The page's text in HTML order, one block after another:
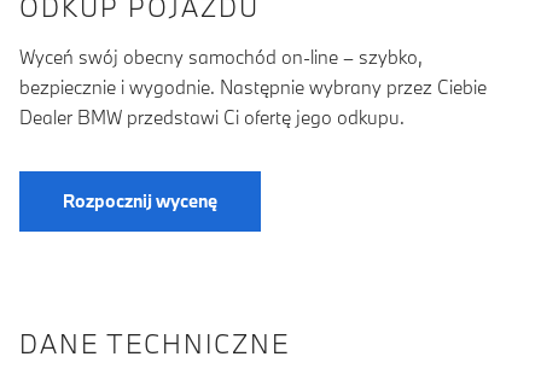
Wyceń swój obecny samochód on-line – szybko,
bezpiecznie i wygodnie. Następnie wybrany przez Ciebie
Dealer BMW przedstawi Ci ofertę jego odkupu.
Rozpocznij wycenę
DANE TECHNICZNE